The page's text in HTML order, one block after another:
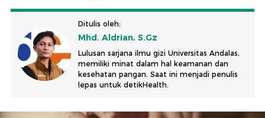
Ditulis oleh:
Mhd. Aldrian, S.Gz
Lulusan sarjana ilmu gizi Universitas Andalas,
memiliki minat dalam hal keamanan dan
kesehatan pangan. Saat ini menjadi penulis
lepas untuk detikHealth.